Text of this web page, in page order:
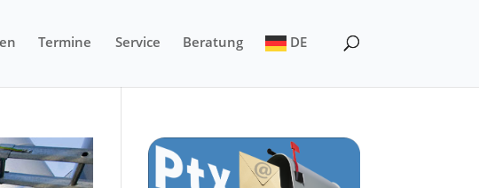
Termine Service Beratung DE